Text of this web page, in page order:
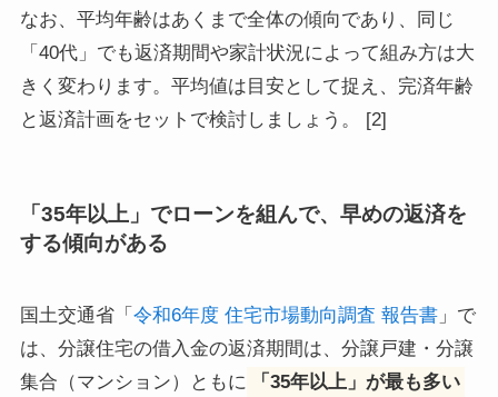
なお、平均年齢はあくまで全体の傾向であり、同じ
「40代」でも返済期間や家計状況によって組み方は大
きく変わります。平均値は目安として捉え、完済年齢
と返済計画をセットで検討しましょう。 [2]
「35年以上」でローンを組んで、早めの返済を
する傾向がある
国土交通省「 令和6年度 住宅市場動向調査 報告書」で
は、分譲住宅の借入金の返済期間は、分譲戸建・分譲
集合（マンション）ともに
「35年以上」が最も多い